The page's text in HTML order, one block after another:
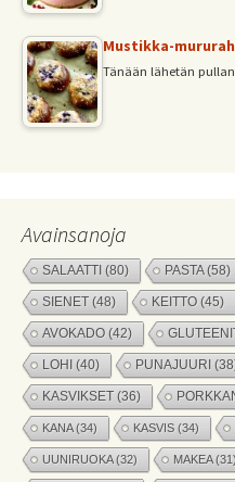
Mustikka-
Tänään lähetän
Avainsanoja
SALAATTI (80) PASTA(58)
SIENET (48) KEITTO (45)
AVOKADO (42)
LOHI (40) PUNAJUURI
KASVIKSET (36)
KANA(34) KASVIS (34)
UUNIRUOKA(32) MAKEA(31)